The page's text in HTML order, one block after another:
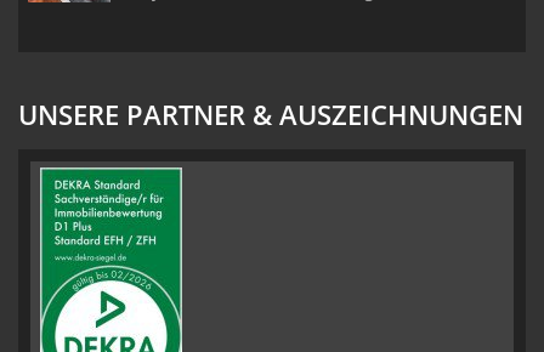
UNSERE PARTNER & AUSZEICHNUNGEN